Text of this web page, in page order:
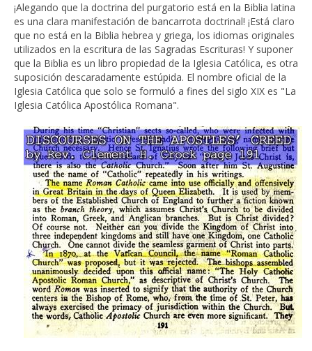
¡Alegando que la doctrina del purgatorio está en la Biblia latina
es una clara manifestación de bancarrota doctrinal! ¡Está claro
que no está en la Biblia hebrea y griega, los idiomas originales
utilizados en la escritura de las Sagradas Escrituras! Y suponer
que la Biblia es un libro propiedad de la Iglesia Católica, es otra
suposición descaradamente estúpida. El nombre oficial de la
Iglesia Católica que solo se formuló a fines del siglo XIX es "La
Iglesia Católica Apostólica Romana".